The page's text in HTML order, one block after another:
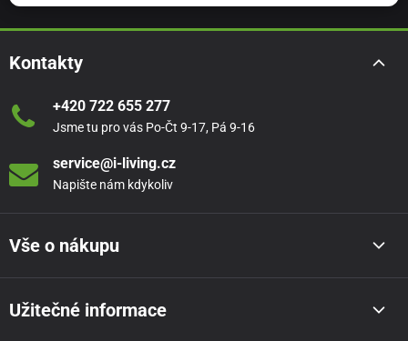
Kontakty
+420 722 655 277
Jsme tu pro vás Po-Čt 9-17, Pá 9-16
service@i-living.cz
Napište nám kdykoliv
Vše o nákupu
Užitečné informace